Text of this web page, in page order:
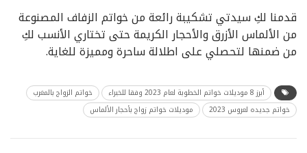
قدمنا لكِ سيدتي تشكيبة رائعة من خواتم الزفاف المصنوعة
من الألماس الأزرق والأحجار الكريمة حتى تختاري الأنسب لكِ
من ضمنها لتحصلي على اطلالة ساحرة ومميزة للغاية.
أبرز 8 موديلات خواتم الخطوبة لعام 2023 وفقا للخبراء
خواتم الزواج بالمغرب
خواتم جديده لعروس 2023
موديلات خواتم زواج بأحجار الألماس